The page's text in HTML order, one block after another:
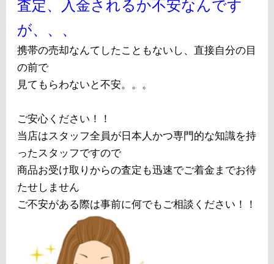
査定、入金されるか不安なんです
が、、、
携帯の売却なんてしたこともないし、直接自分の目
の前で
見てもらわないと不安。。。
ご安心ください！！
当店はスタッフ全員が日本人かつ専門的な知識を持
ったスタッフですので
商品お受け取りからの査定も迅速でご着金までお待
たせしません
ご不安がある際は事前に何でもご相談ください！！